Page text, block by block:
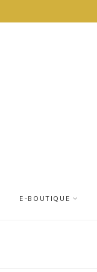
E-BOUTIQUE